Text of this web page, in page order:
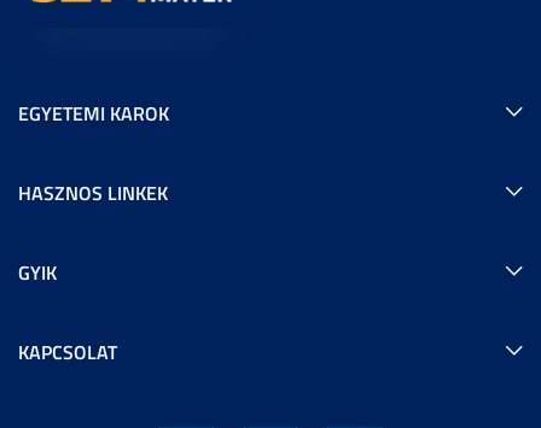
EGYETEMI KAROK
HASZNOS LINKEK
GYIK
KAPCSOLAT